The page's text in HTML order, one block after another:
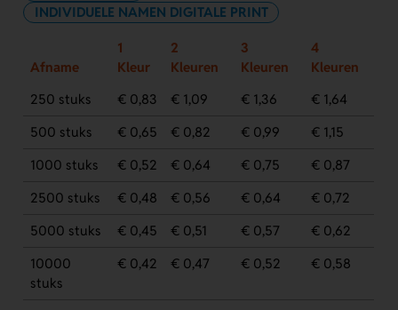
INDIVIDUELE NAMEN DIGITALE PRINT
Afname
1
Kleur
2
Kleuren
3
Kleuren
4
Kleuren
250 stuks
€ 0,83 € 1,09 € 1,36
€ 1,64
500 stuks
€ 0,65 € 0,82 € 0,99
€ 1,15
1000 stuks
€ 0,52 € 0,64 € 0,75
€ 0,87
2500 stuks
€ 0,48 € 0,56 € 0,64
€ 0,72
5000 stuks
€ 0,45 € 0,51 € 0,57
€ 0,62
10000
stuks
€ 0,42 € 0,47 € 0,52 € 0,58